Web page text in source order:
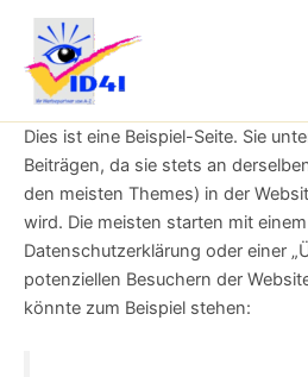
Inhalt
springen
Dies ist eine Beispiel-Seite. Sie
Beiträgen, da sie stets an
den meisten Themes) in der
wird. Die meisten starten mit
Datenschutzerklärung oder einer
potenziellen Besuchern der
könnte zum Beispiel stehen: